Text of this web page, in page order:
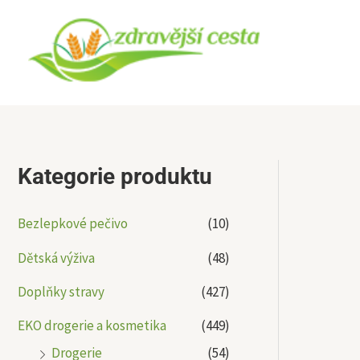
obsah
Kategorie produktu
Bezlepkové pečivo
(10)
Dětská výživa
(48)
Doplňky stravy
(427)
EKO drogerie a kosmetika
(449)
Drogerie
(54)